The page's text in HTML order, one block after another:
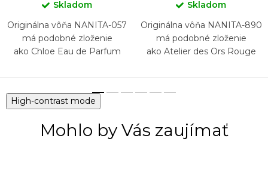
Skladom
Originálna vôňa NANITA-057
má podobné zloženie
ako Chloe Eau de Parfum
Skladom
Originálna vôňa NANITA-890
má podobné zloženie
ako Atelier des Ors Rouge
High-contrast mode
Mohlo by Vás zaujímať